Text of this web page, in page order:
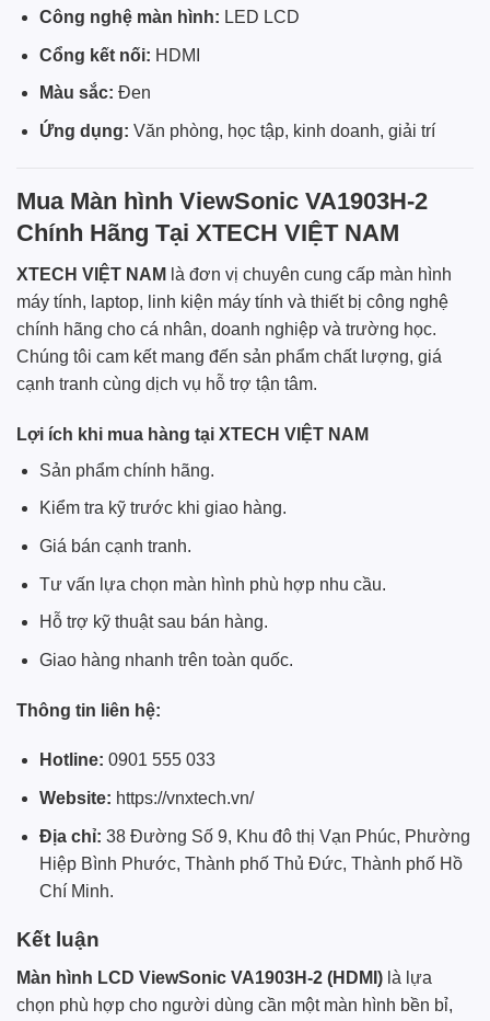
Công nghệ màn hình: LED LCD
Cổng kết nối: HDMI
Màu sắc: Đen
Ứng dụng: Văn phòng, học tập, kinh doanh, giải trí
Mua Màn hình ViewSonic VA1903H-2
Chính Hãng Tại XTECH VIỆT NAM
XTECH VIỆT NAM là đơn vị chuyên cung cấp màn hình
máy tính, laptop, linh kiện máy tính và thiết bị công nghệ
chính hãng cho cá nhân, doanh nghiệp và trường học.
Chúng tôi cam kết mang đến sản phẩm chất lượng, giá
cạnh tranh cùng dịch vụ hỗ trợ tận tâm.
Lợi ích khi mua hàng tại XTECH VIỆT NAM
Sản phẩm chính hãng.
Kiểm tra kỹ trước khi giao hàng.
Giá bán cạnh tranh.
Tư vấn lựa chọn màn hình phù hợp nhu cầu.
Hỗ trợ kỹ thuật sau bán hàng.
Giao hàng nhanh trên toàn quốc.
Thông tin liên hệ:
Hotline: 0901 555 033
Website: https://vnxtech.vn/
Địa chỉ: 38 Đường Số 9, Khu đô thị Vạn Phúc, Phường
Hiệp Bình Phước, Thành phố Thủ Đức, Thành phố Hồ
Chí Minh.
Kết luận
Màn hình LCD ViewSonic VA1903H-2 (HDMI) là lựa
chọn phù hợp cho người dùng cần một màn hình bền bỉ,